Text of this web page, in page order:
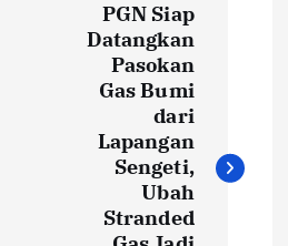
PGN Siap
Datangkan
Pasokan
Gas Bumi
dari
Lapangan
Sengeti,
Ubah
Stranded